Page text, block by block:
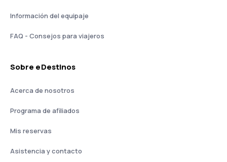
Información del equipaje
FAQ - Consejos para viajeros
Sobre eDestinos
Acerca de nosotros
Programa de afiliados
Mis reservas
Asistencia y contacto